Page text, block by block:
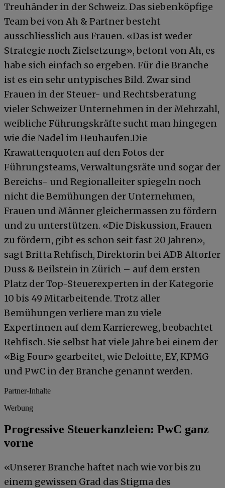
Treuhänder in der Schweiz. Das siebenköpfige
Team bei von Ah & Partner besteht
ausschliesslich aus Frauen. «Das ist weder
Strategie noch Zielsetzung», betont von Ah, es
habe sich einfach so ergeben. Für die Branche
ist es ein sehr untypisches Bild. Zwar sind
Frauen in der Steuer- und Rechtsberatung
vieler Schweizer Unternehmen in der Mehrzahl,
weibliche Führungskräfte sucht man hingegen
wie die Nadel im Heuhaufen.Die
Krawattenquoten auf den Fotos der
Führungsteams, Verwaltungsräte und sogar der
Bereichs- und Regionalleiter spiegeln noch
nicht die Bemühungen der Unternehmen,
Frauen und Männer gleichermassen zu fördern
und zu unterstützen. «Die Diskussion, Frauen
zu fördern, gibt es schon seit fast 20 Jahren»,
sagt Britta Rehfisch, Direktorin bei ADB Altorfer
Duss & Beilstein in Zürich – auf dem ersten
Platz der Top-Steuerexperten in der Kategorie
10 bis 49 Mitarbeitende. Trotz aller
Bemühungen verliere man zu viele
Expertinnen auf dem Karriereweg, beobachtet
Rehfisch. Sie selbst hat viele Jahre bei einem der
«Big Four» gearbeitet, wie Deloitte, EY, KPMG
und PwC in der Branche genannt werden.
Partner-Inhalte
Werbung
Progressive Steuerkanzleien: PwC ganz
vorne
«Unserer Branche haftet nach wie vor bis zu
einem gewissen Grad das Stigma des